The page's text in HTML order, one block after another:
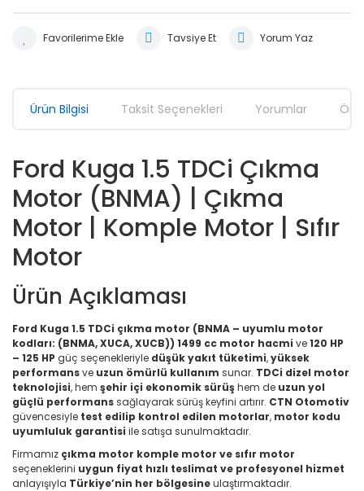
Tavsiye Et Yorum Yaz
Ürün Bilgisi Taksit Seçenekleri Yorumlar
Ford Kuga 1.5 TDCi Çıkma
Motor (BNMA) | Çıkma
Motor | Komple Motor | Sıfır
Motor
Ürün Açıklaması
Ford Kuga 1.5 TDCi çıkma motor (BNMA – uyumlu motor
kodları: (BNMA, XUCA, XUCB)) 1499 cc motor hacmi ve120 HP
– 125 HP güç seçenekleriyle düşük yakıt tüketimi,yüksek
performansve uzun ömürlü kullanım sunar. TDCi dizel motor
teknolojisi, hem şehir içi ekonomik sürüş hem de uzun yol
güçlü performanssağlayarak sürüş keyfini artırır. CTN Otomotiv
güvencesiyle test edilip kontrol edilen motorlar, motor kodu
uyumluluk garantisi ile satışa sunulmaktadır.
Firmamız çıkma motor komple motor ve sıfır motor
seçeneklerini uygun fiyat hızlı teslimat ve profesyonel hizmet
anlayışıyla Türkiye’nin her bölgesineulaştırmaktadır.